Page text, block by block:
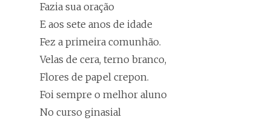
Fazia sua oração
E aos sete anos de idade
Fez a primeira comunhão.
Velas de cera, terno branco,
Flores de papel crepon.
Foi sempre o melhor aluno
No curso ginasial